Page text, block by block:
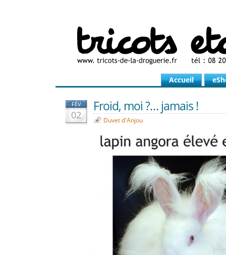
Accueil
FÉV
02
Froid, moi ?… jamais !
Duvet d'Anjou